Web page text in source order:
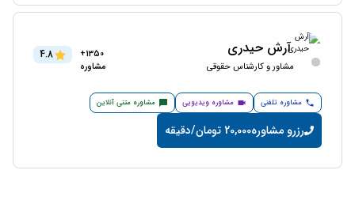
آرش حیدری
مشاور و کارشناس حقوقی
1350+
مشاوره
4.8
مشاوره تلفنی مشاوره ویدیویی مشاوره متنی آنلاین
رزرو مشاوره20,000 تومان/دقیقه